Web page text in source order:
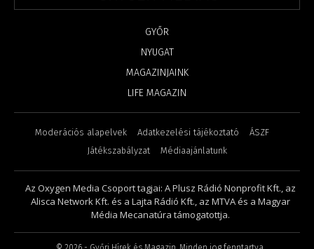
GYŐR
NYUGAT
MAGAZINJAINK
LIFE MAGAZIN
Moderációs alapelvek Adatkezelési tájékoztató
ÁSZF
Játékszabályzat
Médiaajánlatunk
Az Oxygen Media Csoport tagjai: A Plusz Rádió Nonprofit Kft., az
Alisca Network Kft. és a Lajta Rádió Kft., az MTVA és a Magyar
Média Mecanatúra támogatottja.